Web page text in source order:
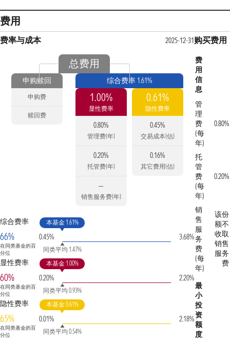
费用
费率与成本 2025-12-31
总费用
申购赎回
申购费
赎回费
综合费率 1.61%
1.00%
显性费率
0.80%
管理费(年)
0.20%
托管费(年)
—
销售服务费(年)
0.61%
隐性费率
0.45%
交易成本(估)
0.16%
其它费用(估)
综合费率
66%
在同类基金的百
分位
0.45%
本基金 1.61%
同类平均 1.47%
3.68%
显性费率
60%
在同类基金的百
分位
0.20%
本基金 1.00%
同类平均 0.93%
2.20%
隐性费率
65%
在同类基金的百
分位
0.01%
本基金 0.61%
同类平均 0.54%
2.18%
购买费用
费
用
信
息
管
理
费
(每
年)
0.80%
托
管
费
(每
年)
0.20%
销
售
服
务
费
(每
年)
该份
额不
收取
销售
服务
费
最
小
投
资
额
度